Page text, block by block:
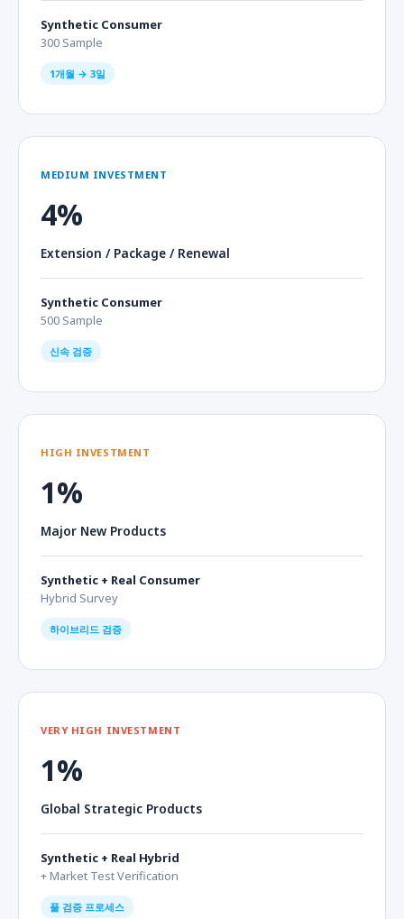
Synthetic Consumer
300 Sample
1개월 → 3일
MEDIUM INVESTMENT
4%
Extension / Package / Renewal
Synthetic Consumer
500 Sample
신속 검증
HIGH INVESTMENT
1%
Major New Products
Synthetic + Real Consumer
Hybrid Survey
하이브리드 검증
VERY HIGH INVESTMENT
1%
Global Strategic Products
Synthetic + Real Hybrid
+ Market Test Verification
풀 검증 프로세스